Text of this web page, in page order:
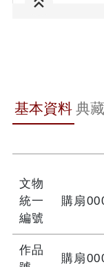
基本資料 典
文物
統一
編號
購扇
作品
購扇